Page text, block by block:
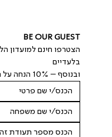
BE OUR GUEST
בלעדיים
ובנוסף – 10% הנחה על הקנייה הקרובה